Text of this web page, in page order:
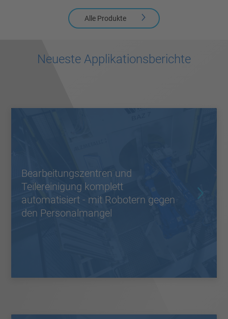
Alle Produkte
Neueste Applikationsberichte
Bearbeitungszentren und
Teilereinigung komplett
automatisiert - mit Robotern gegen
den Personalmangel